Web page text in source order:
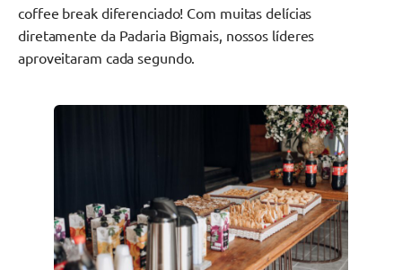
coffee break diferenciado! Com muitas delícias
diretamente da Padaria Bigmais, nossos líderes
aproveitaram cada segundo.